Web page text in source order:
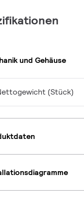
und Gehäuse
(Stück)